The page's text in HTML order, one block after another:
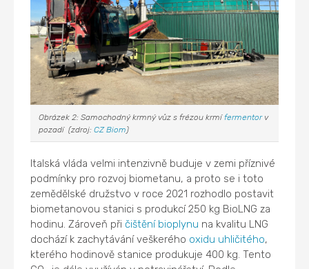
Obrázek 2: Samochodný krmný vůz s frézou krmífermentorv
pozadí (zdroj:CZ Biom)
Italská vláda velmi intenzivně buduje v zemi příznivé
podmínky pro rozvoj biometanu, a proto se i toto
zemědělské družstvo v roce 2021 rozhodlo postavit
biometanovou stanici s produkcí 250 kg BioLNG za
hodinu. Zároveň přičištění bioplynu na kvalitu LNG
dochází k zachytávání veškerého oxidu uhličitého,
kterého hodinově stanice produkuje 400 kg. Tento